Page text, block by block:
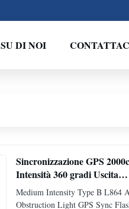
SU DI NOI
Sincronizzazione GPS
Intensità 360 gradi Uscita
orizzontale Luce di ostacolo
aeronautico Luce di
Medium Intensity Type B L864
Obstruction Light GPS Sync